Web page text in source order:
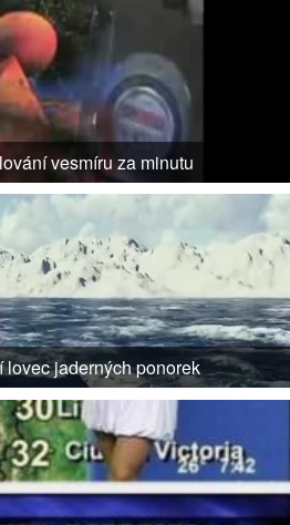
vesmíru za minutu
jaderných ponorek